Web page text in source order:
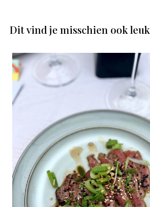
Dit vind je misschien ook leuk